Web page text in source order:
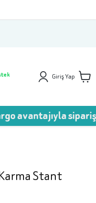
Giriş Yap
sipariş ver!
Stant